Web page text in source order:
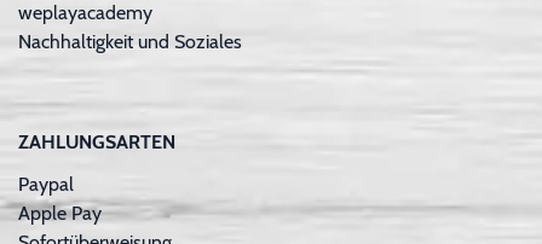
weplayacademy
Nachhaltigkeit und Soziales
ZAHLUNGSARTEN
Paypal
Apple Pay